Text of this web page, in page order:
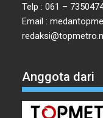
Telp : 061 –
Email :
Anggota dari